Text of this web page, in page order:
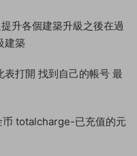
升各個建築升級之後在過
建築
打開 找到自己的帳号 最
totalcharge-已充值的元